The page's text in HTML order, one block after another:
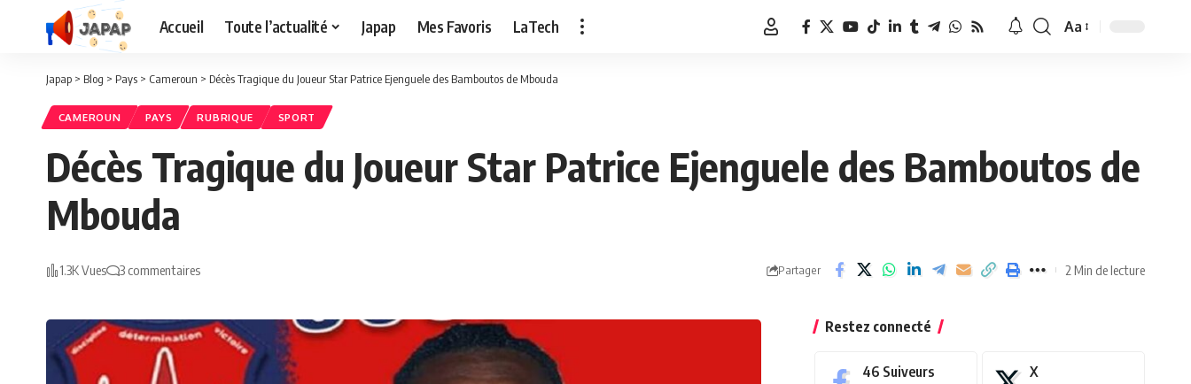
Accueil Toute l’actualité Japap Mes Favoris LaTech
Redimensionner
Aa
Japap > Blog > Pays > Cameroun > Décès Tragique du Joueur Star Patrice Ejenguele des Bamboutos de Mbouda
CAMEROUN PAYS RUBRIQUE SPORT
Décès Tragique du Joueur Star Patrice Ejenguele des Bamboutos de
Mbouda
1.3K Vues 3 commentaires Partager 2 Min de lecture
Restez connecté
46 Suiveurs X